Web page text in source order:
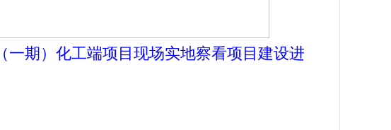
期）化工端项目现场实地察看项目建设进